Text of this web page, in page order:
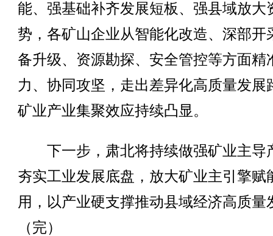
能、强基础补齐发展短板、强县域放大
势，各矿山企业从智能化改造、深部开
备升级、资源勘探、安全管控等方面精
力、协同攻坚，走出差异化高质量发展
矿业产业集聚效应持续凸显。
下一步，肃北将持续做强矿业主导
夯实工业发展底盘，放大矿业主引擎赋
用，以产业硬支撑推动县域经济高质量
（完）